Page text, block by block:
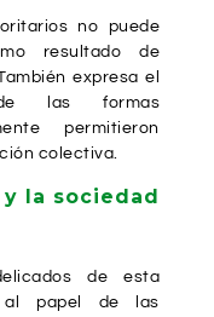
no puede
resultado de
expresa el
de las formas
permitieron
colectiva.
y la sociedad
de esta
al papel de las